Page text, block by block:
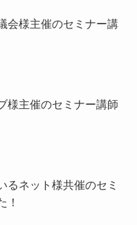
会様主催のセミナー講
様主催のセミナー講師
るネット様共催のセミ
！